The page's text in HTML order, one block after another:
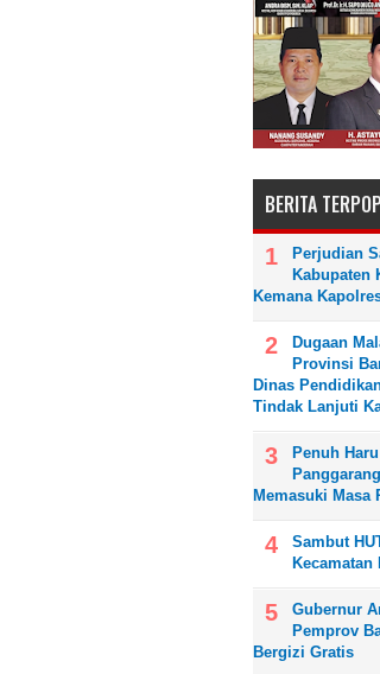
BERITA
Perjudian
Kabupaten
Kemana
Dugaan
Provinsi
Dinas
Tindak Lanjuti
Penuh
Memasuki Masa
Sambut
Gubernur
Pemprov
Bergizi Gratis